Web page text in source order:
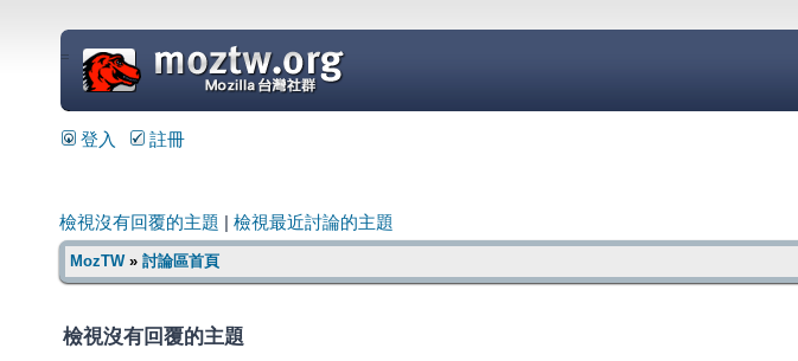
=
登入 註冊
檢視沒有回覆的主題 檢視最近討論的主題
MozTW» 討論區首頁
檢視沒有回覆的主題